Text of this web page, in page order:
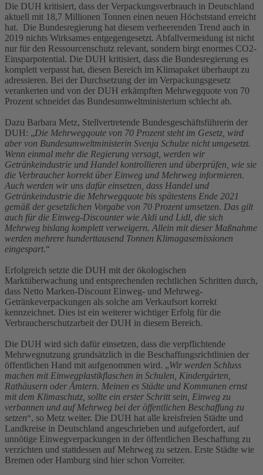
Die DUH kritisiert, dass der Verpackungsverbrauch in Deutschland
aktuell mit 18,7 Millionen Tonnen einen neuen Höchststand erreicht
hat. Die Bundesregierung hat diesem verheerenden Trend auch in
2019 nichts Wirksames entgegengesetzt. Abfallvermeidung ist nicht
nur für den Ressourcenschutz relevant, sondern birgt enormes CO2-
Einsparpotential. Die DUH kritisiert, dass die Bundesregierung es
komplett verpasst hat, diesen Bereich im Klimapaket überhaupt zu
adressieren. Bei der Durchsetzung der im Verpackungsgesetz
verankerten und von der DUH erkämpften Mehrwegquote von 70
Prozent schneidet das Bundesumweltministerium schlecht ab.
Dazu Barbara Metz, Stellvertretende Bundesgeschäftsführerin der
DUH: „Die Mehrwegqoute von 70 Prozent steht im Gesetz, wird
aber von Bundesumweltministerin Svenja Schulze nicht umgesetzt.
Wenn einmal mehr die Regierung versagt, werden wir
Getränkeindustrie und Handel kontrollieren und überprüfen, wie sie
die Verbraucher korrekt über Einweg und Mehrweg informieren.
Auch werden wir uns dafür einsetzen, dass Handel und
Getränkeindustrie die Mehrwegquote bis spätestens Ende 2021
gemäß der gesetzlichen Vorgabe von 70 Prozent umsetzen. Das gilt
auch für die Einweg-Discounter wie Aldi und Lidl, die sich
Mehrweg bislang komplett verweigern. Allein mit dieser Maßnahme
werden mehrere hunderttausend Tonnen Klimagasemissionen
eingespart.“
Erfolgreich setzte die DUH mit der ökologischen
Marktüberwachung und entsprechenden rechtlichen Schritten durch,
dass Netto Marken-Discount Einweg- und Mehrweg-
Getränkeverpackungen als solche am Verkaufsort korrekt
kennzeichnet. Dies ist ein weiterer wichtiger Erfolg für die
Verbraucherschutzarbeit der DUH in diesem Bereich.
Die DUH wird sich dafür einsetzen, dass die verpflichtende
Mehrwegnutzung grundsätzlich in die Beschaffungsrichtlinien der
öffentlichen Hand mit aufgenommen wird. „Wir werden Schluss
machen mit Einwegplastikflaschen in Schulen, Kindergärten,
Rathäusern oder Ämtern. Meinen es Städte und Kommunen ernst
mit dem Klimaschutz, sollte ein erster Schritt sein, Einweg zu
verbannen und auf Mehrweg bei der öffentlichen Beschaffung zu
setzen“, so Metz weiter. Die DUH hat alle kreisfreien Städte und
Landkreise in Deutschland angeschrieben und aufgefordert, auf
unnötige Einwegverpackungen in der öffentlichen Beschaffung zu
verzichten und stattdessen auf Mehrweg zu setzen. Erste Städte wie
Bremen oder Hamburg sind hier schon Vorreiter.